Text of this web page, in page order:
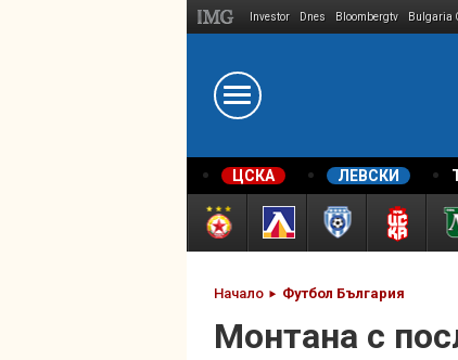
Investor Dnes Bloombergtv Bulgaria
ЦСКА ЛЕВСКИ
Начало Футбол България
Монтана с